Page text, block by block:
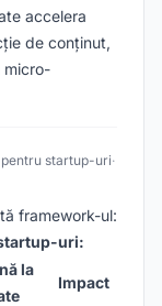
accelera
de conținut,
micro-
startup-uri·
framework-ul:
uri:
la
Impact